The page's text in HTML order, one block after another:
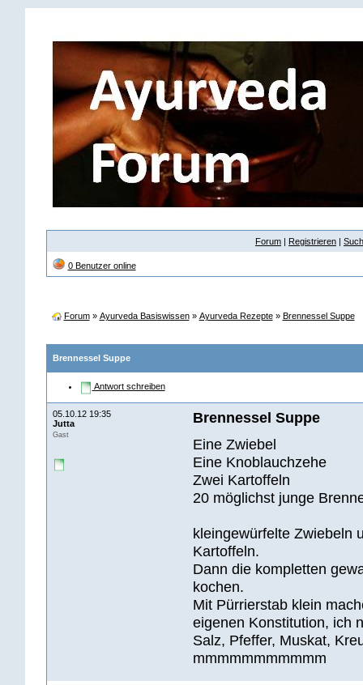
Forum | Registrieren |
0 Benutzer online
Forum» Ayurveda Basiswissen» Ayurveda Rezepte» Brennessel Suppe
Brennessel Suppe
Antwort schreiben
05.10.12 19:35
Jutta
Gast
Brennessel Suppe
Eine Zwiebel
Eine Knoblauchzehe
Zwei Kartoffeln
20 möglichst junge
kleingewürfelte Zwiebeln
Kartoffeln.
Dann die kompletten
kochen.
Mit Pürrierstab klein
eigenen Konstitution, ich
Salz, Pfeffer, Muskat,
mmmmmmmmmmm